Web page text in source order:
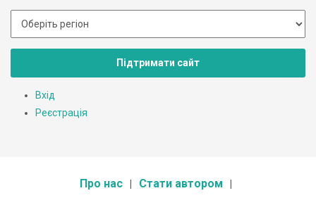
Підтримати сайт
Вхід
Реєстрація
Про нас Стати автором